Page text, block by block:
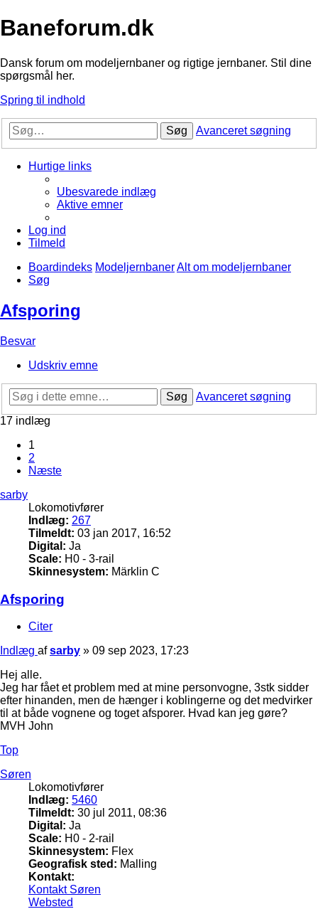
Baneforum.dk
Dansk forum om modeljernbaner og rigtige jernbaner. Stil dine
spørgsmål her.
Spring til indhold
Søg Avanceret søgning
Hurtige links
Ubesvarede indlæg
Aktive emner
Log ind
Tilmeld
Boardindeks ModeljernbanerAlt om modeljernbaner
Søg
Afsporing
Besvar
Udskriv emne
Søg
Avanceret søgning
17 indlæg
1
2
Næste
sarby
Lokomotivfører
Indlæg: 267
Tilmeldt: 03 jan 2017, 16:52
Digital: Ja
Scale: H0 - 3-rail
Skinnesystem: Märklin C
Afsporing
Citer
Indlæg afsarby » 09 sep 2023, 17:23
Hej alle.
Jeg har fået et problem med at mine personvogne, 3stk sidder
efter hinanden, men de hænger i koblingerne og det medvirker
til at både vognene og toget afsporer. Hvad kan jeg gøre?
MVH John
Top
Søren
Lokomotivfører
Indlæg: 5460
Tilmeldt: 30 jul 2011, 08:36
Digital: Ja
Scale: H0 - 2-rail
Skinnesystem: Flex
Geografisk sted: Malling
Kontakt:
Kontakt Søren
Websted